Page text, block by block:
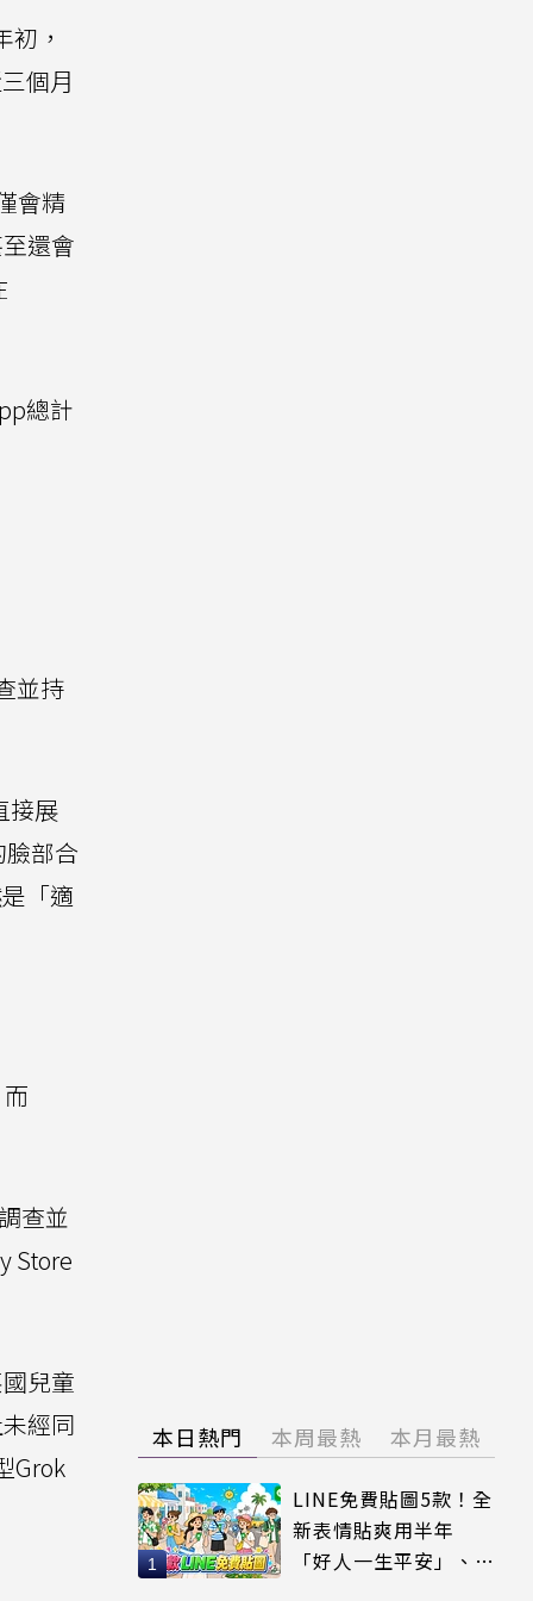
初，
個月
會精
還會
總計
並持
接展
部合
「適
查並
Store
兒童
經同
Grok
本日熱門 本周最熱 本月最熱
LINE免費貼圖5款！全
新表情貼爽用半年
「好人一生平安」、